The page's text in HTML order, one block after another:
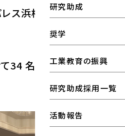
財団の実績
研究開発品一覧
刊行物
研究助成
研究助成金
奨学
大学院奨学金
全国高専奨学金
工業教育の振興
工業教育振興活動支
研究助成採用一覧
研究助成
活動報告
浜松（3 階 松の間）にて、
名が来場し、熱心に発